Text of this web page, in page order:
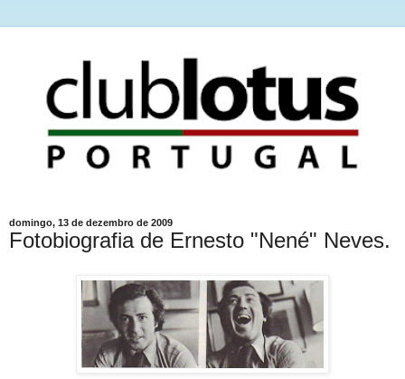
domingo, 13 de dezembro de 2009
Fotobiografia de Ernesto "Nené" Neves.